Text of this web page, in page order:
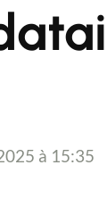
à 15:35